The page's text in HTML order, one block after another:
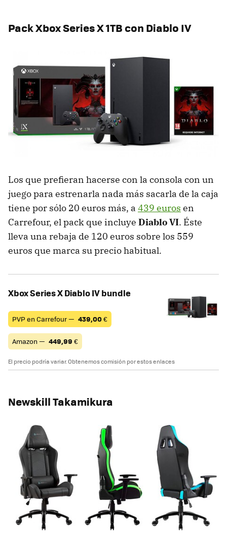
Pack Xbox Series X 1TB con Diablo IV
Los que prefieran hacerse con la consola con un
juego para estrenarla nada más sacarla de la caja
tiene por sólo 20 euros más, a 439 euros en
Carrefour, el pack que incluye Diablo VI. Éste
lleva una rebaja de 120 euros sobre los 559
euros que marca su precio habitual.
Xbox Series X Diablo IV bundle
PVP en Carrefour — 439,00€
Amazon — 449,99 €
El precio podría variar. Obtenemos comisión por estos enlaces
Newskill Takamikura